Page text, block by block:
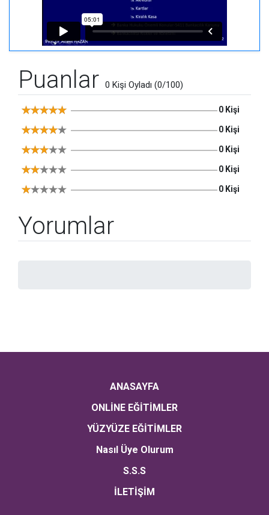
Puanlar 0 Kişi Oyladı (0/100)
0 Kişi
0 Kişi
0 Kişi
0 Kişi
0 Kişi
Yorumlar
ANASAYFA
ONLİNE EĞİTİMLER
YÜZYÜZE EĞİTİMLER
Nasıl Üye Olurum
S.S.S
İLETİŞİM